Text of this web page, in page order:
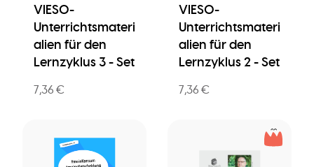
VIESO-
Unterrichtsmateri
alien für den
Lernzyklus 3 - Set
7,36 €
VIESO-
Unterrichtsmateri
alien für den
Lernzyklus 2 - Set
7,36 €